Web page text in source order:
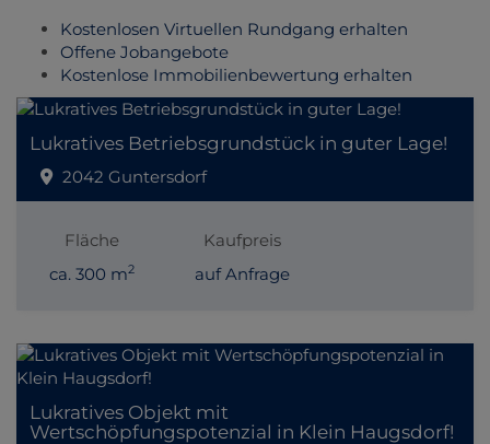
Kostenlosen Virtuellen Rundgang erhalten
Offene Jobangebote
Kostenlose Immobilienbewertung erhalten
Lukratives Betriebsgrundstück in guter Lage!
2042 Guntersdorf
Fläche
ca. 300 m2
Kaufpreis
auf Anfrage
Lukratives Objekt mit
Wertschöpfungspotenzial in Klein Haugsdorf!